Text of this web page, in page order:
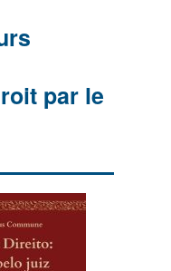
par le